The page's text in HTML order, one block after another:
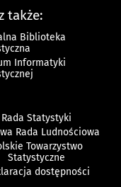
także:
Biblioteka
Informatyki
Rada Statystyki
Rada Ludnościowa
Towarzystwo
Statystyczne
dostępności